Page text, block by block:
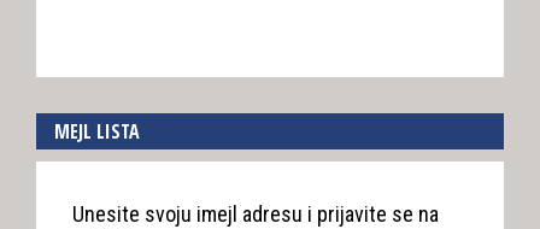
MEJL LISTA
Unesite svoju imejl adresu i prijavite se na